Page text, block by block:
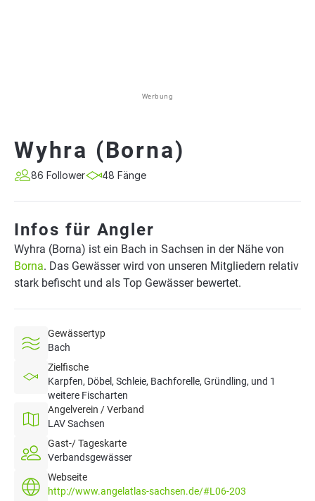
Werbung
Wyhra (Borna)
86 Follower 48 Fänge
Infos für Angler
Wyhra (Borna) ist ein Bach in Sachsen in der Nähe von
Borna. Das Gewässer wird von unseren Mitgliedern relativ
stark befischt und als Top Gewässer bewertet.
Gewässertyp
Bach
Zielfische
Karpfen, Döbel, Schleie, Bachforelle, Gründling, und 1
weitere Fischarten
Angelverein / Verband
LAV Sachsen
Gast-/ Tageskarte
Verbandsgewässer
Webseite
http://www.angelatlas-sachsen.de/#L06-203